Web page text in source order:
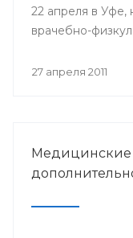
22 апреля в Уфе,
врачебно-
27 апреля 2011
Медицинские